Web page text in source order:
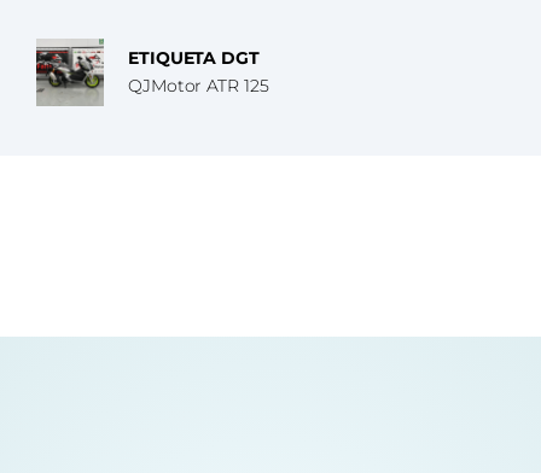
ETIQUETA DGT
QJMotor ATR 125